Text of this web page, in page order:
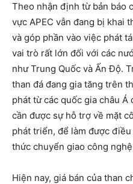
Theo nhận định từ bản báo
vực APEC vẫn đang bị khai
và góp phần vào việc phát
vai trò rất lớn đối với các
như Trung Quốc và Ấn Độ.
than đá đang gia tăng trên
phát từ các quốc gia châu
cần được sự hỗ trợ về mặt
phát triển, để làm được
thức chuyển giao công
Hiện nay, giá bán của than